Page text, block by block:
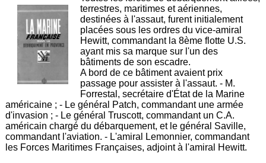
terrestres, maritimes et aériennes,
destinées à l'assaut, furent initialement
placées sous les ordres du vice-amiral
Hewitt, commandant la 8ème flotte U.S.
ayant mis sa marque sur l'un des
bâtiments de son escadre.
A bord de ce bâtiment avaient prix
passage pour assister à l'assaut. - M.
Forrestal, secrétaire d'État de la Marine
américaine ; - Le général Patch, commandant une armée
d'invasion ; - Le général Truscott, commandant un C.A.
américain chargé du débarquement, et le général Saville,
commandant l'aviation. - L'amiral Lemonnier, commandant
les Forces Maritimes Françaises, adjoint à l'amiral Hewitt.